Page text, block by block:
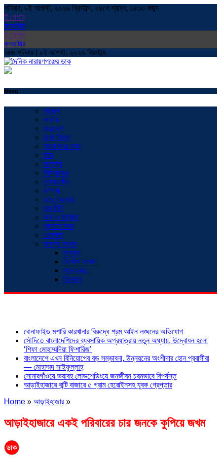
শনিবার, ৮ই আগস্ট, ২০২৬ খ্রিস্টাব্দ, ২৪শে শ্রাবণ, ১৪৩৩ বঙ্গাব্দ
ই পেপার
কনভাটার
ই পেপার
কনভাটার
আজ শনিবার | ৮ই আগস্ট, ২০২৬ খ্রিস্টাব্দ
Menu
প্রচ্ছদ
জাতীয়
সারাদেশ
ঢাকা বিভাগ
নারায়ণগঞ্জ সদর
বন্দর
ফতুল্লা
সিদ্ধিরগঞ্জ
সোনারগাঁও
রূপগঞ্জ
আড়াইহাজার
রাজনীতি
অর্থ ও বাণিজ্য
প্রবাসে ডাক
খেলাধুলা
অনন্যা সংবাদ
সংগঠন
নিখোঁজ সংবাদ
সাক্ষাৎকার
বিনোদন
বোনাফাইড মশারি কারখানার বিরুদ্ধে শ্রম আইন লঙ্ঘনের অভিযোগ
সৌদিতে বাংলাদেশিদের ব্যবসায়িক অগ্রযাত্রায় নতুন অধ্যায়, উদ্বোধন হলো
‘শিফা মোহাম্মদিয়া ফিশারিজ’
বাংলাদেশে এখন বিনিয়োগের বড় সম্ভাবনা, উন্নয়নের অংশীদার হোন প্রবাসীরা
— মোহাম্মদ সাইফুল্লাহ্
সোনারগাঁওয়ে ভয়াবহ লোডশেডিংয়ে জনজীবন চরমভাবে বিপর্যস্ত
আড়াইহাজারে বান্টি বাজারে ৫ গ্রাম হেরোইনসহ যুবক গ্রেপ্তার
Home » আড়াইহাজার»
আড়াইহাজারে একই পরিবারের চার জনকে কুপিয়ে জখম